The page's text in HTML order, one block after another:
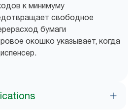
к минимуму
свободное
бумаги
окошко указывает, когда